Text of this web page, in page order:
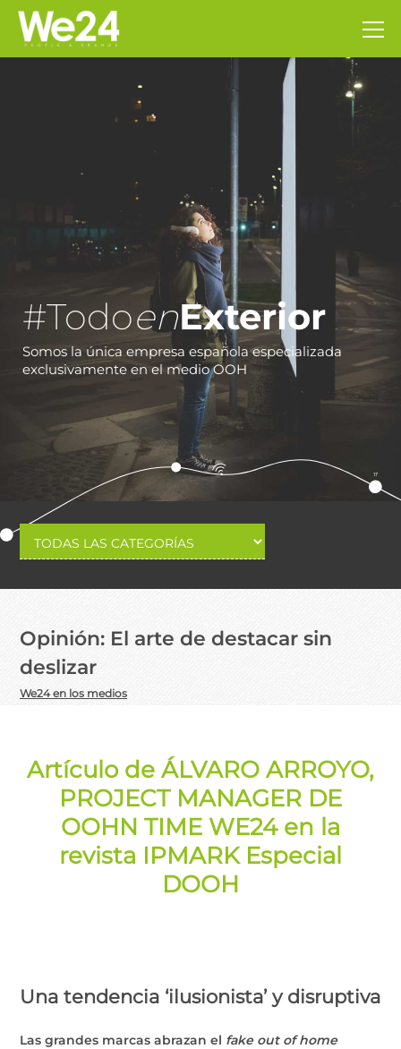
#TodoenExterior
Somos la única empresa española especializada
exclusivamente en el medio OOH
Opinión: El arte de destacar sin
deslizar
We24 en los medios
Artículo de ÁLVARO ARROYO,
PROJECT MANAGER DE
OOHN TIME WE24 en la
revista IPMARK Especial
DOOH
Una tendencia ‘ilusionista’ y disruptiva
Las grandes marcas abrazan el fake out of home